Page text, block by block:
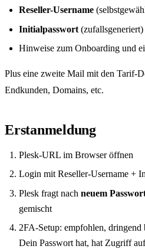
Reseller-Username
Initialpasswort (zufallsgeneriert)
Hinweise zum Onboarding und
Plus eine zweite Mail mit den Tarif-
Endkunden, Domains, etc.
Erstanmeldung
Plesk-URL im Browser öffnen
Login mit Reseller-Username +
Plesk fragt nach neuem
gemischt
2FA-Setup: empfohlen,
Dein Passwort hat, hat Zugriff